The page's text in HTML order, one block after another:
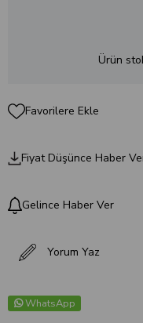
Ürün
Favorilere Ekle
Fiyat Düşünce Haber
Gelince Haber Ver
Yorum Yaz
WhatsApp